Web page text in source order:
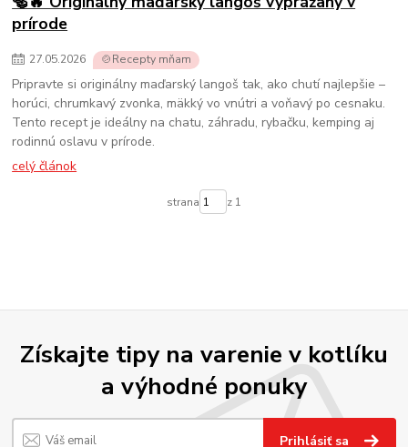
prírode
27.05.2026 🍲Recepty mňam
Pripravte si originálny maďarský langoš tak, ako chutí najlepšie –
horúci, chrumkavý zvonka, mäkký vo vnútri a voňavý po cesnaku.
Tento recept je ideálny na chatu, záhradu, rybačku, kemping aj
rodinnú oslavu v prírode.
celý článok
strana z 1
Získajte tipy na varenie v kotlíku
a výhodné ponuky
Prihlásiť sa